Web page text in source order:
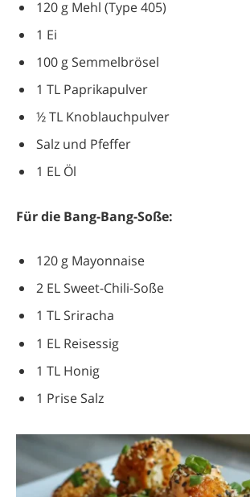
120 g Mehl (Type 405)
1 Ei
100 g Semmelbrösel
1 TL Paprikapulver
½ TL Knoblauchpulver
Salz und Pfeffer
1 EL Öl
Für die Bang-Bang-Soße:
120 g Mayonnaise
2 EL Sweet-Chili-Soße
1 TL Sriracha
1 EL Reisessig
1 TL Honig
1 Prise Salz